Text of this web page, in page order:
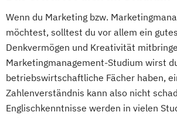
Wenn du Marketing bzw.
möchtest, solltest du vor allem ein
Denkvermögen und Kreativität
Marketingmanagement-Studium wirst
betriebswirtschaftliche Fächer haben,
Zahlenverständnis kann also nicht
Englischkenntnisse werden in vielen